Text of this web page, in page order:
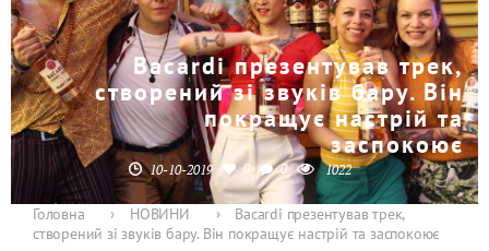
Bacardi презентував трек,
створений зі звуків бару. Він
покращує настрій та
заспокоює
10-10-2019 0 0 1022
Головна › НОВИНИ ›
Bacardi презентував трек,
створений зі звуків бару. Він покращує настрій та заспокоює